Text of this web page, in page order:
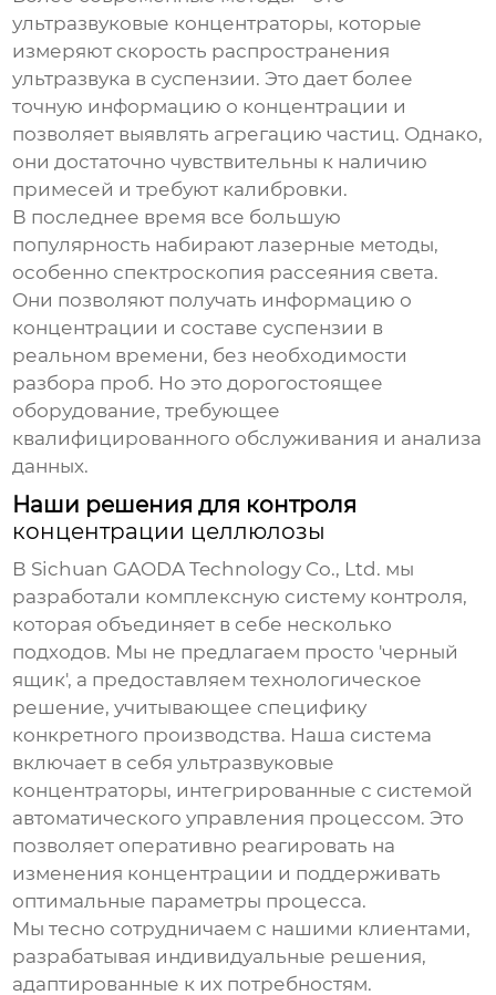
ультразвуковые концентраторы, которые
измеряют скорость распространения
ультразвука в суспензии. Это дает более
точную информацию о концентрации и
позволяет выявлять агрегацию частиц. Однако,
они достаточно чувствительны к наличию
примесей и требуют калибровки.
В последнее время все большую
популярность набирают лазерные методы,
особенно спектроскопия рассеяния света.
Они позволяют получать информацию о
концентрации и составе суспензии в
реальном времени, без необходимости
разбора проб. Но это дорогостоящее
оборудование, требующее
квалифицированного обслуживания и анализа
данных.
Наши решения для контроля
концентрации целлюлозы
В Sichuan GAODA Technology Co., Ltd. мы
разработали комплексную систему контроля,
которая объединяет в себе несколько
подходов. Мы не предлагаем просто 'черный
ящик', а предоставляем технологическое
решение, учитывающее специфику
конкретного производства. Наша система
включает в себя ультразвуковые
концентраторы, интегрированные с системой
автоматического управления процессом. Это
позволяет оперативно реагировать на
изменения концентрации и поддерживать
оптимальные параметры процесса.
Мы тесно сотрудничаем с нашими клиентами,
разрабатывая индивидуальные решения,
адаптированные к их потребностям.